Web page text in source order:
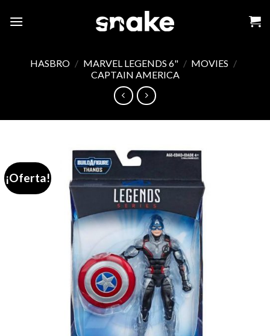
HASBRO / MARVEL LEGENDS 6" / MOVIES /
CAPTAIN AMERICA
¡Oferta!